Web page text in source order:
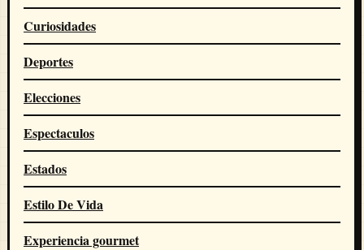
Curiosidades
Deportes
Elecciones
Espectaculos
Estados
Estilo De Vida
Experiencia gourmet